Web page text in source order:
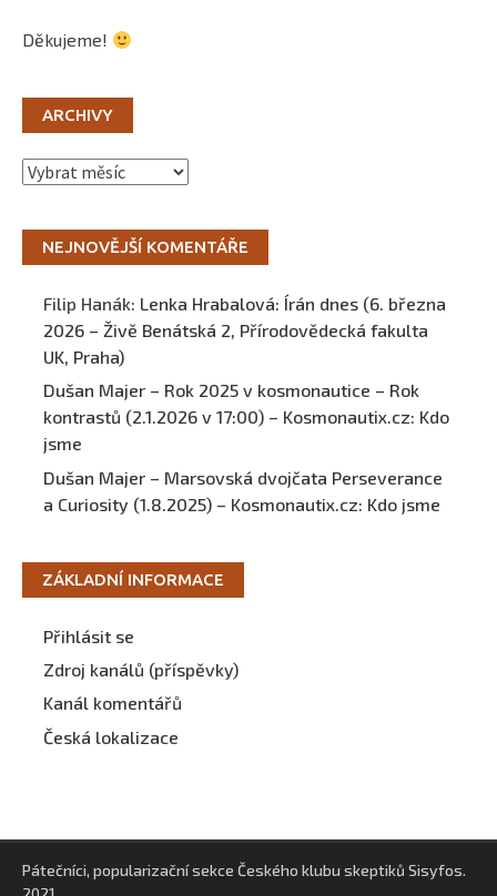
Děkujeme!
ARCHIVY
Archivy
NEJNOVĚJŠÍ KOMENTÁŘE
Filip Hanák: Lenka Hrabalová: Írán dnes (6. března
2026 – Živě Benátská 2, Přírodovědecká fakulta
UK, Praha)
Dušan Majer – Rok 2025 v kosmonautice – Rok
kontrastů (2.1.2026 v 17:00) – Kosmonautix.cz: Kdo
jsme
Dušan Majer – Marsovská dvojčata Perseverance
a Curiosity (1.8.2025) – Kosmonautix.cz: Kdo jsme
ZÁKLADNÍ INFORMACE
Přihlásit se
Zdroj kanálů (příspěvky)
Kanál komentářů
Česká lokalizace
Pátečníci, popularizační sekce Českého klubu skeptiků Sisyfos.